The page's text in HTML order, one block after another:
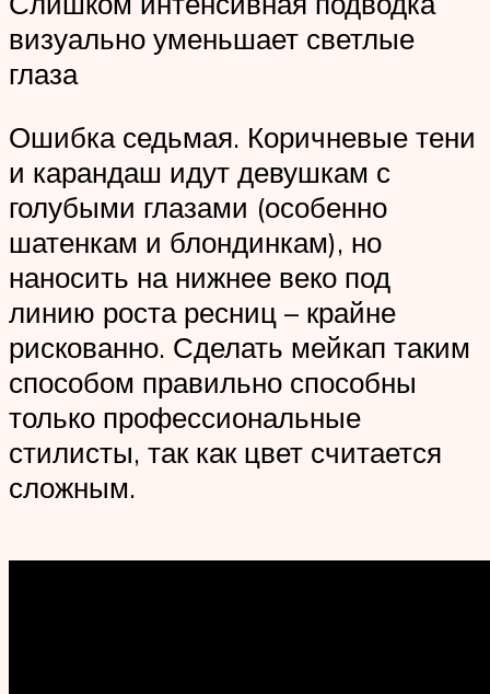
визуально уменьшает светлые
глаза
Ошибка седьмая. Коричневые тени
и карандаш идут девушкам с
голубыми глазами (особенно
шатенкам и блондинкам), но
наносить на нижнее веко под
линию роста ресниц – крайне
рискованно. Сделать мейкап таким
способом правильно способны
только профессиональные
стилисты, так как цвет считается
сложным.